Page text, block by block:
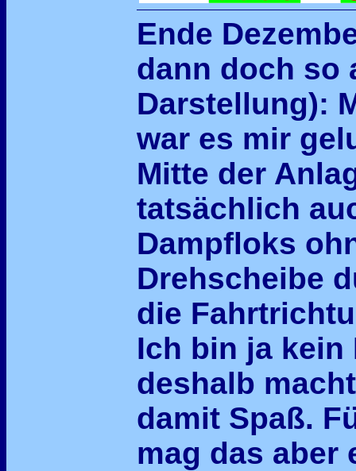
Ende
dann doch so
Darstellung):
war es mir
Mitte der
tatsächlich
Dampfloks
Drehscheibe
die
Ich bin ja kein
deshalb
damit Spaß.
mag das aber